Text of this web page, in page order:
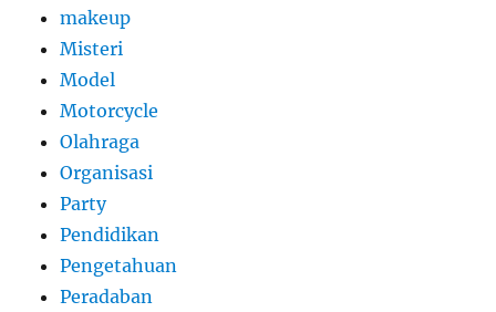
makeup
Misteri
Model
Motorcycle
Olahraga
Organisasi
Party
Pendidikan
Pengetahuan
Peradaban